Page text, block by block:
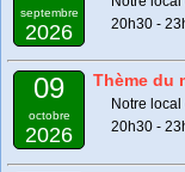
septembre
2026
20h30 -
09
octobre
2026
Thème du
Notre
20h30 -